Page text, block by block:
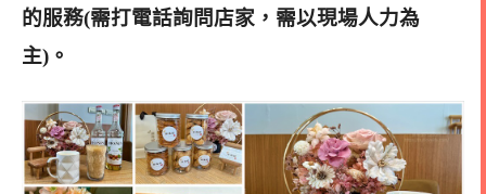
的服務(需打電話詢問店家，需以現場人力為
主)。